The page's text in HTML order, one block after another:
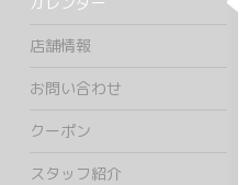
店舗情報
お問い合わせ
クーポン
スタッフ紹介